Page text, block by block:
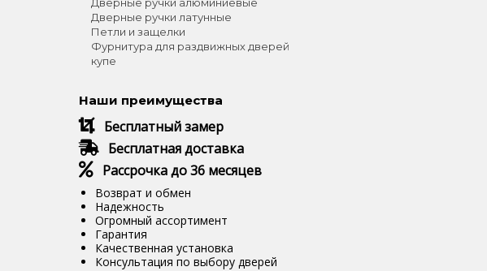
Дверные ручки алюминиевые
Дверные ручки латунные
Петли и защелки
Фурнитура для раздвижных дверей
купе
Наши преимущества
Бесплатный замер
Бесплатная доставка
Рассрочка до 36 месяцев
Возврат и обмен
Надежность
Огромный ассортимент
Гарантия
Качественная установка
Консультация по выбору дверей